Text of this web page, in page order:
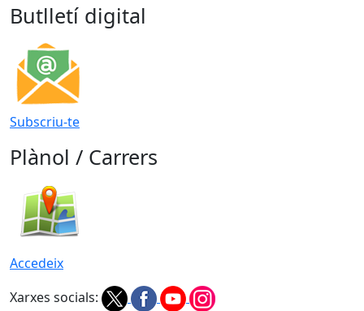
Butlletí digital
Subscriu-te
Plànol / Carrers
Accedeix
Xarxes socials: